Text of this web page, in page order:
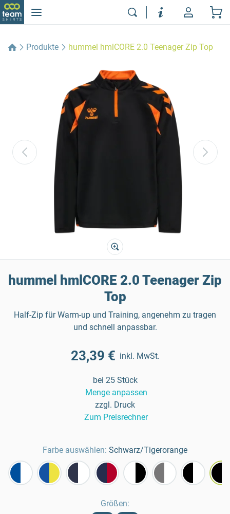
Produkte hummel hmlCORE 2.0 Teenager Zip Top
hummel hmlCORE 2.0 Teenager Zip
Top
Half-Zip für Warm-up und Training, angenehm zu tragen
und schnell anpassbar.
23,39 € inkl. MwSt.
bei 25 Stück
Menge anpassen
zzgl. Druck
Zum Preisrechner
Farbe auswählen: Schwarz/Tigerorange
Größen: